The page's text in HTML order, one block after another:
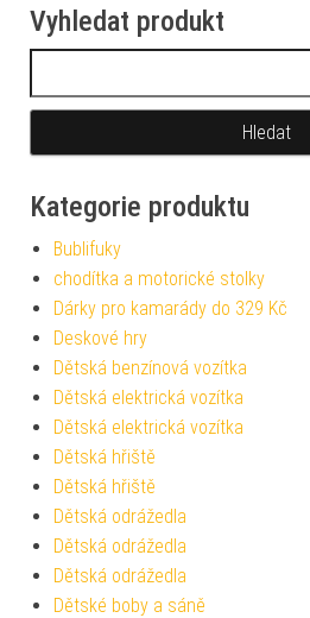
Vyhledat produkt
Kategorie produktu
Bublifuky
chodítka a motorické stolky
Dárky pro kamarády do 329 Kč
Deskové hry
Dětská benzínová vozítka
Dětská elektrická vozítka
Dětská elektrická vozítka
Dětská hřiště
Dětská hřiště
Dětská odrážedla
Dětská odrážedla
Dětská odrážedla
Dětské boby a sáně